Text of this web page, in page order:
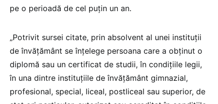
pe o perioadă de cel puțin un an.
„Potrivit sursei citate, prin absolvent al unei instituţii
de învăţământ se înţelege persoana care a obţinut o
diplomă sau un certificat de studii, în condiţiile legii,
în una dintre instituţiile de învăţământ gimnazial,
profesional, special, liceal, postliceal sau superior, de